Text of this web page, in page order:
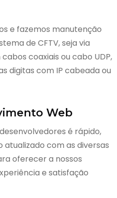
e fazemos manutenção
de CFTV, seja via
coaxiais ou cabo UDP,
digitas com IP cabeada ou
Web
é rápido,
atualizado com as diversas
oferecer a nossos
e satisfação